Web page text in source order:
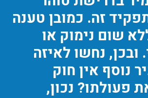
זה. כמובן טענה
שום נימוק או
ובכן, נחשו לאיזה
נוסף אין חוק
פעולתו? נכון,